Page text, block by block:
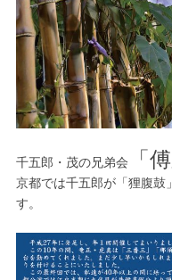
千五郎・茂の兄弟会 「
京都では千五郎が「狸腹鼓
す。